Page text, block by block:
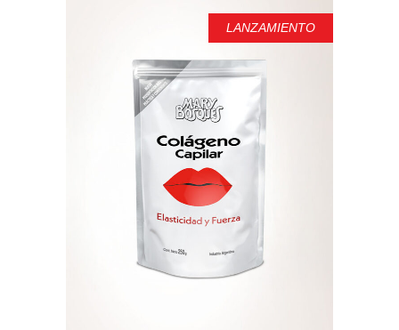
LANZAMIENTO